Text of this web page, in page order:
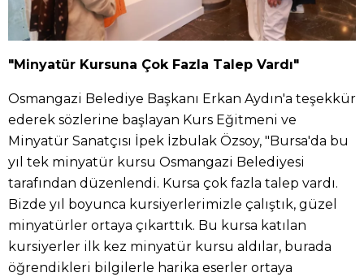
"Minyatür Kursuna Çok Fazla Talep Vardı"
Osmangazi Belediye Başkanı Erkan Aydın'a teşekkür
ederek sözlerine başlayan Kurs Eğitmeni ve
Minyatür Sanatçısı İpek İzbulak Özsoy, "Bursa'da bu
yıl tek minyatür kursu Osmangazi Belediyesi
tarafından düzenlendi. Kursa çok fazla talep vardı.
Bizde yıl boyunca kursiyerlerimizle çalıştık, güzel
minyatürler ortaya çıkarttık. Bu kursa katılan
kursiyerler ilk kez minyatür kursu aldılar, burada
öğrendikleri bilgilerle harika eserler ortaya